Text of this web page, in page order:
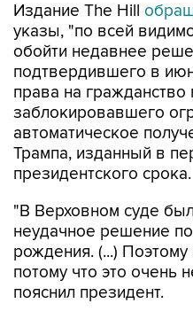
Издание The Hill
указы, "по всей
обойти недавнее
подтвердившего в
права на
заблокировавшего
автоматическое
Трампа, изданный в
президентского срока.
"В Верховном суде
неудачное решение
рождения. (...)
потому что это очень
пояснил президент.